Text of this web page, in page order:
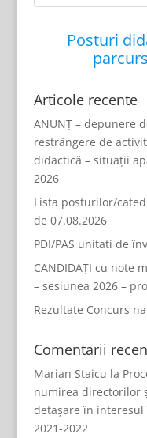
Posturi
Articole recente
ANUNȚ – depunere
restrângere de
didactică – situații
2026
Lista posturilor/
de 07.08.2026
PDI/PAS unitati de
CANDIDAȚI cu note
– sesiunea 2026 –
Rezultate Concurs
Comentarii
Marian Staicu la
numirea directorilor
detașare în
2021-2022